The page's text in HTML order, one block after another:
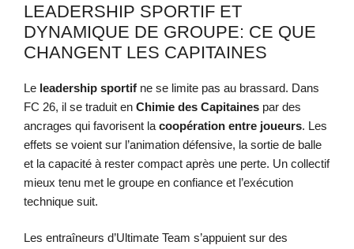
LEADERSHIP SPORTIF ET
DYNAMIQUE DE GROUPE: CE QUE
CHANGENT LES CAPITAINES
Le leadership sportif ne se limite pas au brassard. Dans
FC 26, il se traduit en Chimie des Capitaines par des
ancrages qui favorisent la coopération entre joueurs. Les
effets se voient sur l’animation défensive, la sortie de balle
et la capacité à rester compact après une perte. Un collectif
mieux tenu met le groupe en confiance et l’exécution
technique suit.
Les entraîneurs d’Ultimate Team s’appuient sur des